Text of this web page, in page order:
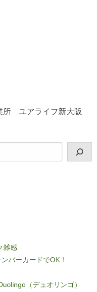
雑感
バーカードでOK！
（デュオリンゴ）